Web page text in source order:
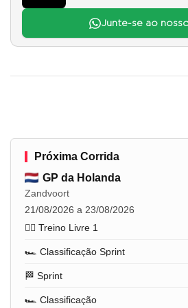
Junte-se ao
Próxima Corrida
GP da Holanda
Zandvoort
21/08/2026 a 23/08/2026
🏋️‍♂️ Treino Livre 1
🏎️ Classificação Sprint
🏁 Sprint
🏎️ Classificação